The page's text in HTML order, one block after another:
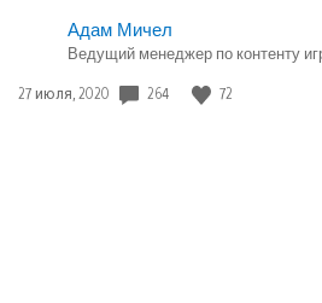
Опубликовано
Игры
playstation
Адам Мичел
Ведущий менеджер по контенту
Дата
27 июля, 2020 264 72